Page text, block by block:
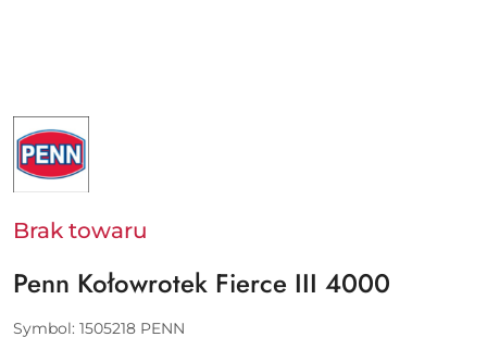
NAZWA
PRODUCENTA:
PENN
-
PURE
FISHING
SAS
Brak towaru
Penn Kołowrotek Fierce III 4000
Symbol: 1505218 PENN